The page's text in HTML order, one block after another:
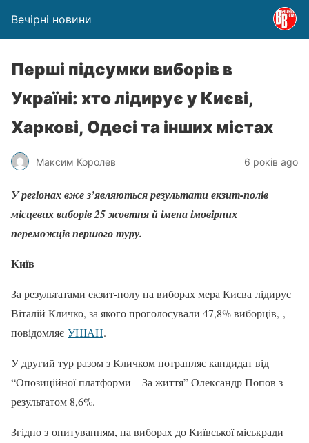
Вечірні новини
Перші підсумки виборів в
Україні: хто лідирує у Києві,
Харкові, Одесі та інших містах
Максим Королев 6 років ago
У регіонах вже з’являються результати екзит-полів
місцевих виборів 25 жовтня й імена імовірних
переможців першого туру.
Київ
За результатами екзит-полу на виборах мера Києва лідирує
Віталій Кличко, за якого проголосували 47,8% виборців, ,
повідомляє УНІАН.
У другий тур разом з Кличком потрапляє кандидат від
“Опозиційної платформи – За життя” Олександр Попов з
результатом 8,6%.
Згідно з опитуванням, на виборах до Київської міськради